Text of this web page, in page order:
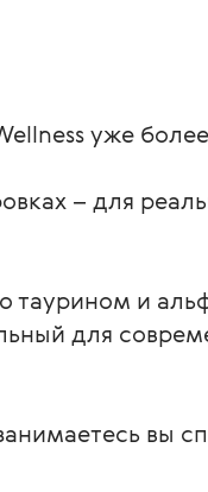
уже
– для
таурином и
для
вы